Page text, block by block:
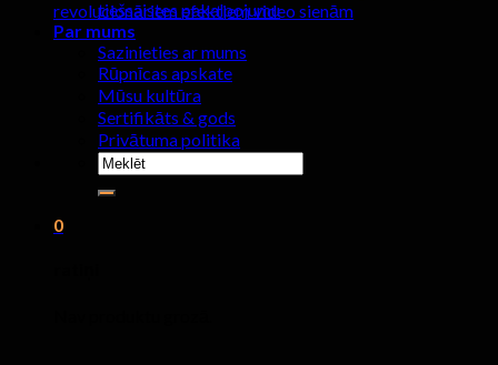
tiešsaistes pakalpojumu
Par mums
Sazinieties ar mums
Rūpnīcas apskate
Mūsu kultūra
Sertifikāts & gods
Privātuma politika
Meklēt:
0
revolucionāriem efektiem video sienām